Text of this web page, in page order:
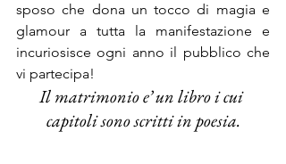
sposo che dona un tocco di magia e
glamour a tutta la manifestazione e
incuriosisce ogni anno il pubblico che
vi partecipa!
Il matrimonio e’ un libro i cui
capitoli sono scritti in poesia.